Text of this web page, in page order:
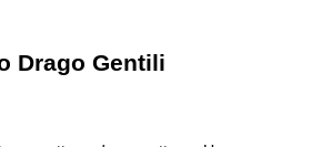
Drago Gentili